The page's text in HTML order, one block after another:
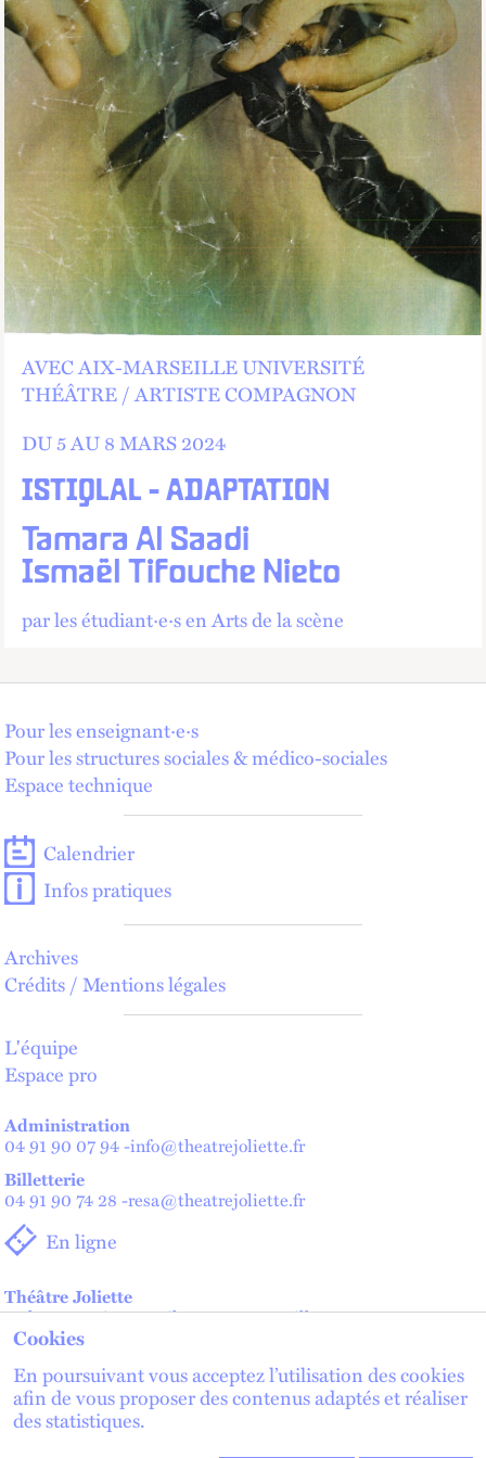
ISTIQLAL - ADAPTATION
Tamara Al Saadi
Ismaël Tifouche Nieto
AVEC AIX-MARSEILLE UNIVERSITÉ
THÉÂTRE ARTISTE COMPAGNON
DU 5 AU8 MARS 2024
par les étudiant·e·s en Arts de la scène
Pour les enseignant·e·s
Pour les structures sociales & médico-sociales
Espace technique
Calendrier
Infos pratiques
Archives
Crédits / Mentions légales
L'équipe
Espace pro
Administration
04 91 90 07 94-info@theatrejoliette.fr
Billetterie
04 91 90 74 28 -resa@theatrejoliette.fr
En ligne
Théâtre Joliette
2 place Henri Verneuil - 13002 Marseille
Théâtre de Lenche — Maison des artistes
2 place de Lenche - 13002 Marseille
lien externe
lien externe
Cookies
En poursuivant vous acceptez l’utilisation des cookies
afin de vous proposer des contenus adaptés et réaliser
des statistiques.